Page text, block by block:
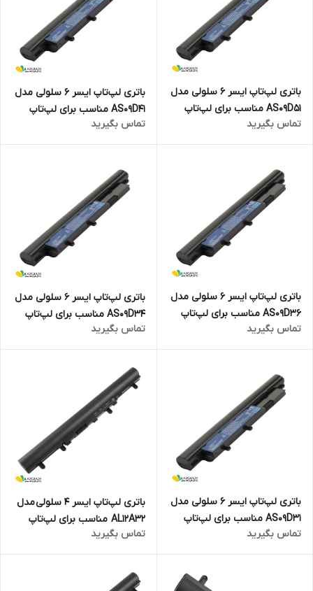
باتری لپ‌تاپ ایسر 6 سلولی مدل
AS09D51 مناسب برای لپ‌تاپ
Aspire 4810
تماس بگیرید
باتری لپ‌تاپ ایسر 6 سلولی مدل
AS09D41 مناسب برای لپ‌تاپ
Aspire 4410
تماس بگیرید
باتری لپ‌تاپ ایسر 6 سلولی مدل
AS09D36 مناسب برای لپ‌تاپ
Aspire 3810T
تماس بگیرید
باتری لپ‌تاپ ایسر 6 سلولی مدل
AS09D34 مناسب برای لپ‌تاپ
Aspire 3750
تماس بگیرید
باتری لپ‌تاپ ایسر 6 سلولی مدل
AS09D31 مناسب برای لپ‌تاپ
Aspire 3410
تماس بگیرید
باتری لپ‌تاپ ایسر ۴ سلولی مدل
AL12A32 مناسب برای لپ‌تاپ
V5-471
تماس بگیرید